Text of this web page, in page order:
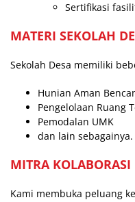
Sertifikasi
MATERI SEKOLAH
Sekolah Desa memiliki
Hunian Aman
Pengelolaan Ruang
Pemodalan UMK
dan lain sebagainya.
MITRA KOLABORASI
Kami membuka peluang